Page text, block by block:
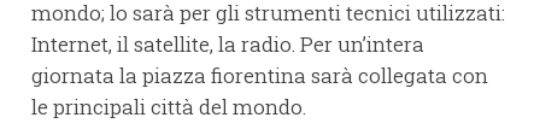
mondo; lo sarà per gli strumenti tecnici utilizzati:
Internet, il satellite, la radio. Per un’intera
giornata la piazza fiorentina sarà collegata con
le principali città del mondo.